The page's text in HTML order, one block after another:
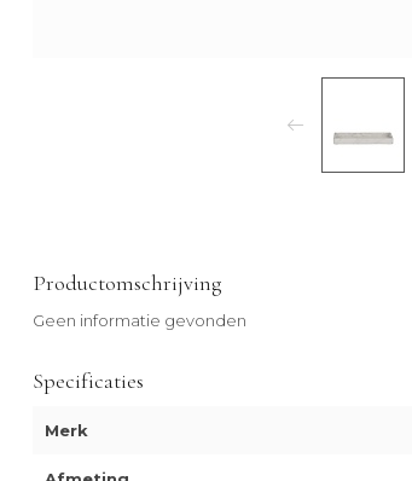
Productomschrijving
Geen informatie gevonden
Specificaties
Merk